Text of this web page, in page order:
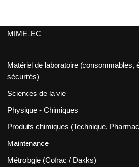
MIMELEC
Matériel de laboratoire (consommables,
sécurités)
Sciences de la vie
Physique - Chimiques
Produits chimiques (Technique,
Maintenance
Métrologie (Cofrac / Dakks)